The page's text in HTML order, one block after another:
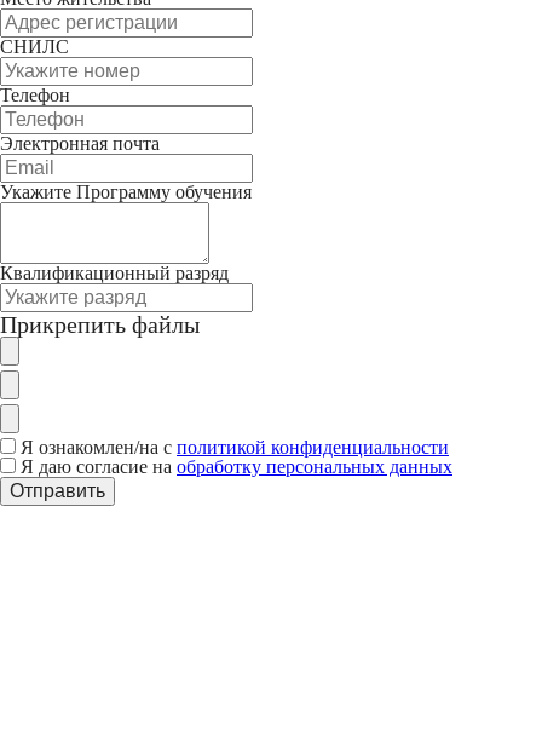
СНИЛС
Телефон
Электронная почта
Укажите Программу обучения
Квалификационный разряд
Прикрепить файлы
Я ознакомлен/на с политикой конфиденциальности
Я даю согласие на обработку персональных данных
Отправить